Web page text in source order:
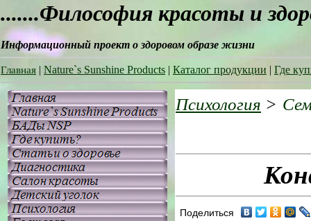
.......Философия красоты и
Информационный проект о здоровом образе жизни
Главная | Nature`s Sunshine Products | Каталог продукции | Где
Психология >
Поделиться